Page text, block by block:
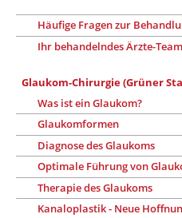
Häufige Fragen zur
Ihr behandelndes Ärzte-Team
Glaukom-Chirurgie (Grüner
Was ist ein Glaukom?
Glaukomformen
Diagnose des Glaukoms
Optimale Führung von
Therapie des Glaukoms
Kanaloplastik - Neue